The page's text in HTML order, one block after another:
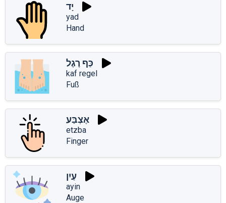
יָד
yad
Hand
כַּף רֶגֶל
kaf regel
Fuß
אֶצְבַּע
etzba
Finger
עַיִן
ayin
Auge